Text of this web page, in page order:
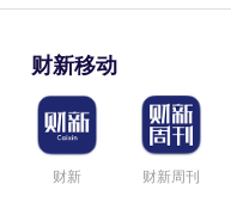
财新移动
财新 财新周刊